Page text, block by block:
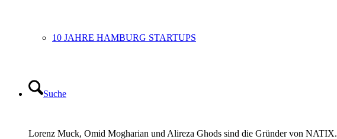
10 JAHRE HAMBURG STARTUPS
Suche
Lorenz Muck, Omid Mogharian und Alireza Ghods sind die Gründer von NATIX.